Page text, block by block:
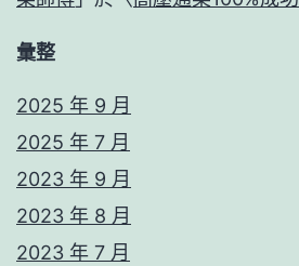
彙整
2025 年 9 月
2025 年 7 月
2023 年 9 月
2023 年 8 月
2023 年 7 月